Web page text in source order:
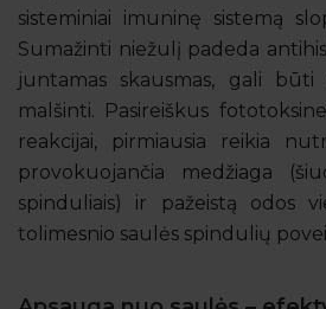
sisteminiai imuninę sistemą
Sumažinti niežulį padeda
juntamas skausmas, gali būti
malšinti. Pasireiškus
reakcijai, pirmiausia reikia
provokuojančia medžiaga
spinduliais) ir pažeistą odos
tolimesnio saulės spindulių